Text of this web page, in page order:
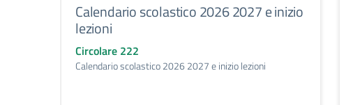
Calendario scolastico 2026 2027 e inizio
lezioni
Circolare 222
Calendario scolastico 2026 2027 e inizio lezioni